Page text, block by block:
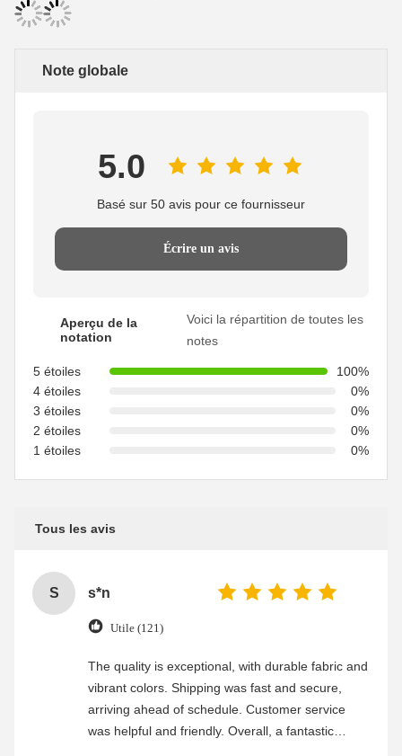
Note globale
5.0
Basé sur 50 avis pour ce fournisseur
Écrire un avis
Aperçu de la
notation
Voici la répartition de toutes les
notes
5 étoiles
100%
4 étoiles
0%
3 étoiles
0%
2 étoiles
0%
1 étoiles
0%
Tous les avis
S s*n
Utile (121)
The quality is exceptional, with durable fabric and
vibrant colors. Shipping was fast and secure,
arriving ahead of schedule. Customer service
was helpful and friendly. Overall, a fantastic